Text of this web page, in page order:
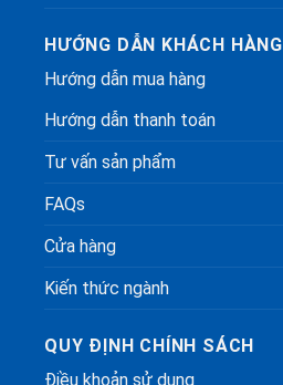
HƯỚNG DẪN KHÁCH HÀNG
Hướng dẫn mua hàng
Hướng dẫn thanh toán
Tư vấn sản phẩm
FAQs
Cửa hàng
Kiến thức ngành
QUY ĐỊNH CHÍNH SÁCH
Điều khoản sử dụng